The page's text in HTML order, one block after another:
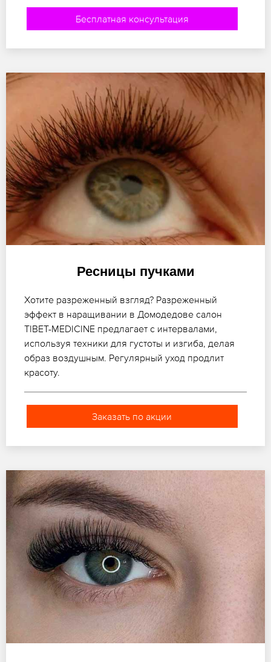
Бесплатная консультация
Ресницы пучками
Хотите разреженный взгляд? Разреженный
эффект в наращивании в Домодедове салон
TIBET-MEDICINE предлагает с интервалами,
используя техники для густоты и изгиба, делая
образ воздушным. Регулярный уход продлит
красоту.
Заказать по акции